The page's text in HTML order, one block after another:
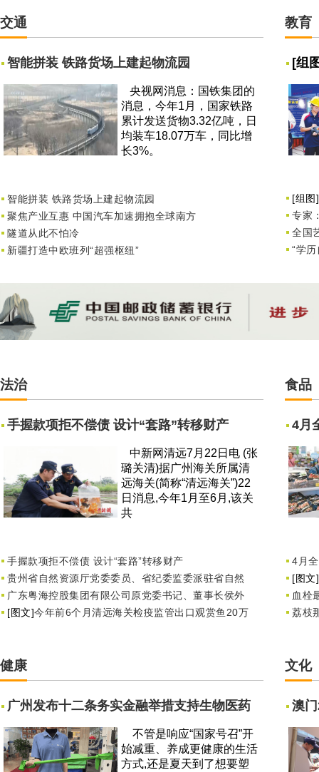
交通
智能拼装 铁路货场上建起物流园
央视网消息：国铁集团的
消息，今年1月，国家铁路
累计发送货物3.32亿吨，日
均装车18.07万车，同比增
长3%。
智能拼装 铁路货场上建起物流园
聚焦产业互惠 中国汽车加速拥抱全球南方
隧道从此不怕冷
新疆打造中欧班列“超强枢纽”
教育
[组
[组图]
专家
全国
“学
法治
手握款项拒不偿债 设计“套路”转移财产
中新网清远7月22日电 (张
璐关清)据广州海关所属清
远海关(简称“清远海关”)22
日消息,今年1月至6月,该关
共
手握款项拒不偿债 设计“套路”转移财产
贵州省自然资源厅党委委员、省纪委监委派驻省自然
广东粤海控股集团有限公司原党委书记、董事长侯外
[图文]今年前6个月清远海关检疫监管出口观赏鱼20万
食品
4月
4月
[图文]
血栓
荔枝
健康
广州发布十二条务实金融举措支持生物医药
不管是响应“国家号召”开
始减重、养成更健康的生活
方式,还是夏天到了想要塑
文化
澳